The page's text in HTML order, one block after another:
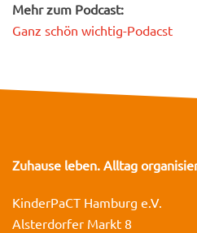
Mehr zum Podcast:
Ganz schön wichtig-Podacst
Zuhause leben. Alltag
KinderPaCT Hamburg e.V.
Alsterdorfer Markt 8